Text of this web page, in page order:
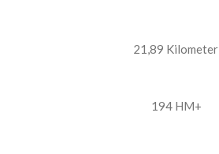
21,89 Kilometer
194 HM+